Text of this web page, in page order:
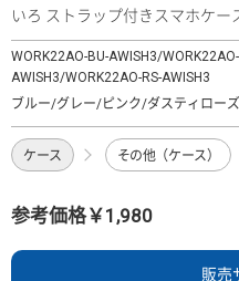
いろ ストラップ付きスマホケー
WORK22AO-BU-AWISH3/
AWISH3/WORK22AO-RS-AWISH3
ブルー/グレー/ピンク/ダスティローズ
ケース その他（ケース）
参考価格￥1,980
販売